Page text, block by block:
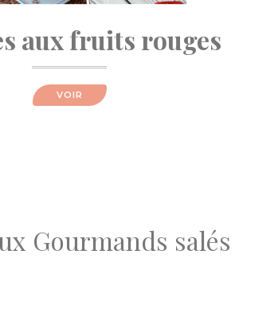
aux fruits rouges
VOIR
Gourmands salés